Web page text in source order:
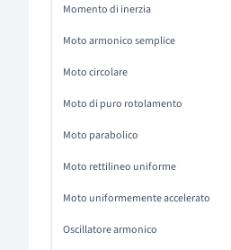
Momento di inerzia
Moto armonico semplice
Moto circolare
Moto di puro rotolamento
Moto parabolico
Moto rettilineo uniforme
Moto uniformemente accelerato
Oscillatore armonico